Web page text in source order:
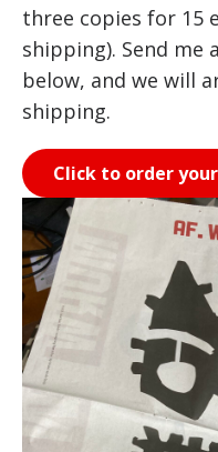
three copies for 15
shipping). Send
below, and we will
shipping.
Click to order